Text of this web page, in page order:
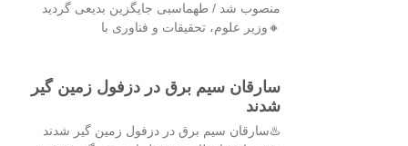
منصوب شد / طهماسبی جایگزین بدیعی گردید
🔸وزیر علوم، تحقیقات و فناوری با
سارقان سیم برق در دزفول زمین گیر
شدند
♨️سارقان سیم برق در دزفول زمین گیر شدند